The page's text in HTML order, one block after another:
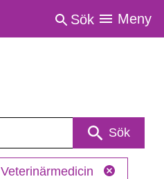
Sök Meny
Sök
Veterinärmedicin